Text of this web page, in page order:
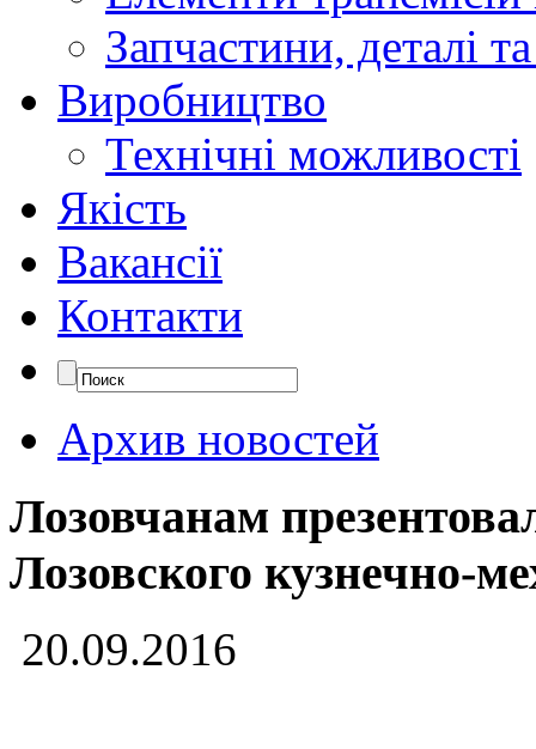
Запчастини, деталі
Виробництво
Технічні можливості
Якість
Вакансії
Контакти
Архив новостей
Лозовчанам
Лозовского кузнечно-
20.09.2016